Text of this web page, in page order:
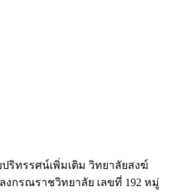
ริทรรศน์เพิ่มเติม วิทยาลัยสงฆ์
กรณราชวิทยาลัย เลขที่ 192 หมู่